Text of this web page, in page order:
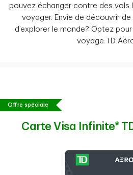
pouvez échanger contre des vols
voyager. Envie de découvrir
d’explorer le monde? Optez
voyage TD
Offre spéciale
Carte Visa Infinite*